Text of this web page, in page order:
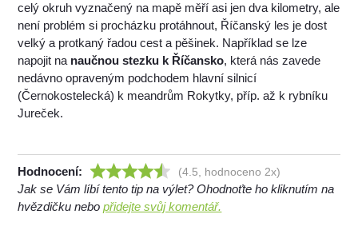
celý okruh vyznačený na mapě měří asi jen dva kilometry, ale
není problém si procházku protáhnout, Říčanský les je dost
velký a protkaný řadou cest a pěšinek. Například se lze
napojit na naučnou stezku k Říčansko, která nás zavede
nedávno opraveným podchodem hlavní silnicí
(Černokostelecká) k meandrům Rokytky, příp. až k rybníku
Jureček.
Hodnocení: (4.5, hodnoceno 2x)
Jak se Vám líbí tento tip na výlet? Ohodnoťte ho kliknutím na
hvězdičku nebopřidejte svůj komentář.